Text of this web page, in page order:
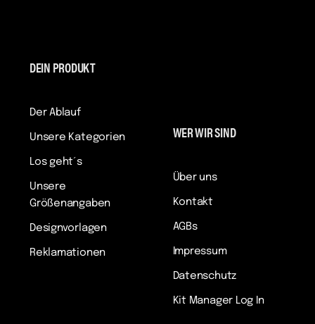
DEIN PRODUKT
Der Ablauf
Unsere Kategorien
Los geht´s
Unsere
Größenangaben
Designvorlagen
Reklamationen
WER WIR SIND
Über uns
Kontakt
AGBs
Impressum
Datenschutz
Kit Manager Log In